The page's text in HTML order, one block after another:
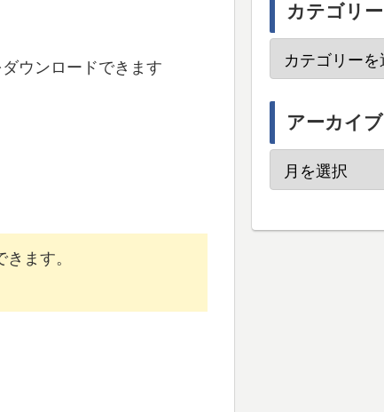
ウンロードできます
ます。
カテゴリー
アーカイブ